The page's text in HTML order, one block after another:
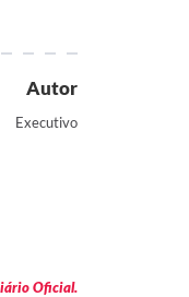
Autor
Executivo
Oficial.